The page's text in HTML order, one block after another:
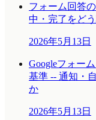
フォーム回答
中・完了をど
2026年5月13日
Googleフォー
基準 -- 通知・
か
2026年5月13日